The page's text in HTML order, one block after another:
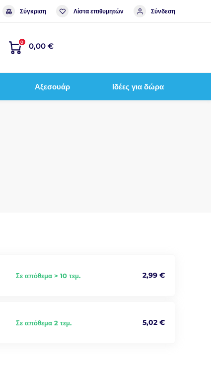
Σύγκριση Λίστα επιθυμητών Σύνδεση
0 0,00 €
Αξεσουάρ Ιδέες για δώρα
Σε απόθεμα > 10 τεμ. 2,99 €
Σε απόθεμα 2 τεμ. 5,02 €